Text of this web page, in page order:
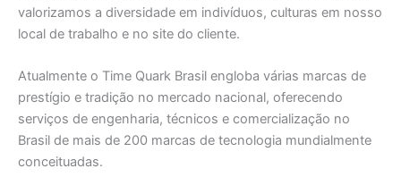
valorizamos a diversidade em indivíduos, culturas em nosso
local de trabalho e no site do cliente.
Atualmente o Time Quark Brasil engloba várias marcas de
prestígio e tradição no mercado nacional, oferecendo
serviços de engenharia, técnicos e comercialização no
Brasil de mais de 200 marcas de tecnologia mundialmente
conceituadas.